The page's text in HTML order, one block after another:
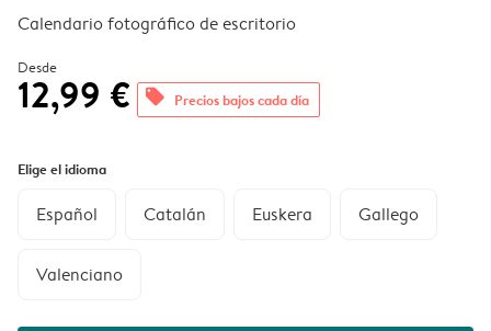
Calendario fotográfico de escritorio
Desde
12,99 € offers Precios bajos cada día
Elige el idioma
Español Catalán Euskera Gallego
Valenciano